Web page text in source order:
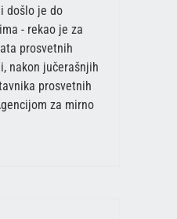
došlo je do
- rekao je za
prosvetnih
nakon jučerašnjih
prosvetnih
za mirno